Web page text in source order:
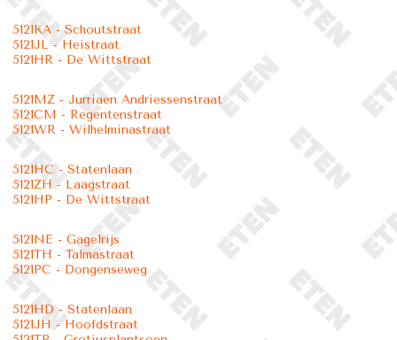
5121KA - Schoutstraat
5121JL - Heistraat
5121HR - De Wittstraat
5121MZ - Jurriaen Andriessenstraat
5121CM - Regentenstraat
5121WR - Wilhelminastraat
5121HC - Statenlaan
5121ZH - Laagstraat
5121HP - De Wittstraat
5121NE - Gagelrijs
5121TH - Talmastraat
5121PC - Dongenseweg
5121HD - Statenlaan
5121JH - Hoofdstraat